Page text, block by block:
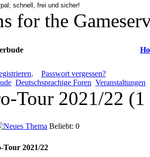
for the
. Passwort vergessen?
Deutschsprachige Foren Veranstaltungen
Tour 2021/22
Beliebt: 0
Tour 2021/22